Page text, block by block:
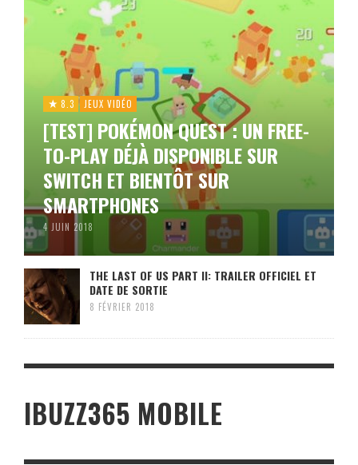
8.3 JEUX VIDÉO
[TEST] POKÉMON QUEST : UN FREE-
TO-PLAY DÉJÀ DISPONIBLE SUR
SWITCH ET BIENTÔT SUR
SMARTPHONES
4 JUIN 2018
THE LAST OF US PART II: TRAILER OFFICIEL ET
DATE DE SORTIE
8 FÉVRIER 2018
IBUZZ365 MOBILE